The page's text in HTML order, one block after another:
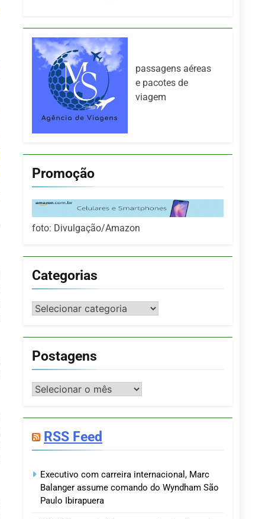
passagens aéreas
e pacotes de
viagem
Promoção
foto: Divulgação/Amazon
Categorias
Categorias
Postagens
Postagens
RSS Feed
Executivo com carreira internacional, Marc
Balanger assume comando do Wyndham São
Paulo Ibirapuera